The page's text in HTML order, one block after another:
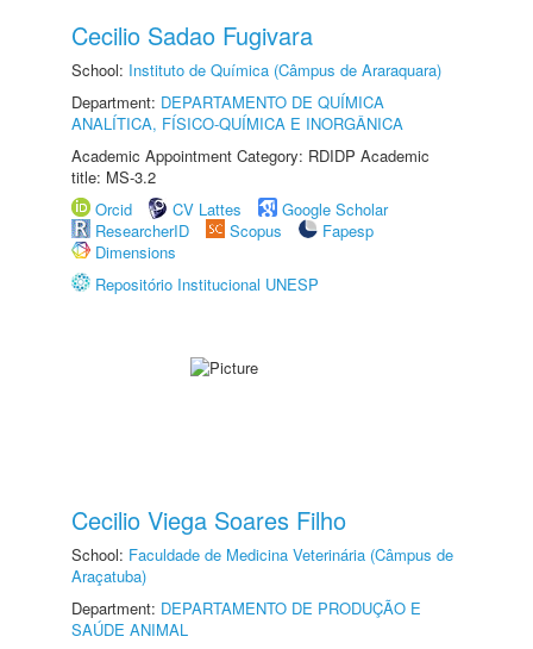
Cecilio Sadao Fugivara
School: Instituto de Química (Câmpus de Araraquara)
Department: DEPARTAMENTO DE QUÍMICA
ANALÍTICA, FÍSICO-QUÍMICA E INORGÂNICA
Academic Appointment Category: RDIDP Academic
title: MS-3.2
Orcid
CV Lattes
Google Scholar
ResearcherID
Scopus
Fapesp
Dimensions
Repositório Institucional UNESP
Cecilio Viega Soares Filho
School: Faculdade de Medicina Veterinária (Câmpus de
Araçatuba)
Department: DEPARTAMENTO DE PRODUÇÃO E
SAÚDE ANIMAL